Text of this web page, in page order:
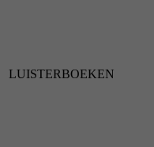
LUISTERBOEKEN